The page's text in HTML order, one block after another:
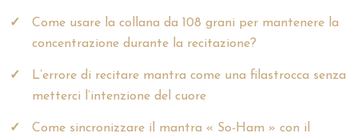
Come usare la collana da 108 grani per mantenere la
concentrazione durante la recitazione?
L’errore di recitare mantra come una filastrocca senza
metterci l’intenzione del cuore
Come sincronizzare il mantra « So-Ham » con il